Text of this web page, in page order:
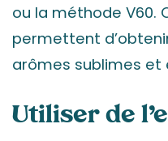
ou la méthode V60.
permettent
arômes sublimes et
Utiliser de